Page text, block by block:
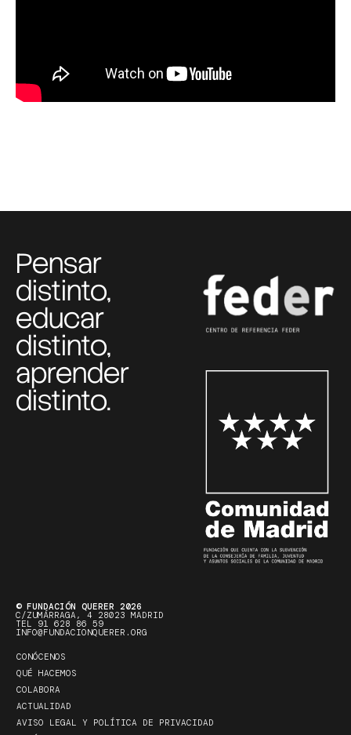
Pensar
distinto,
educar
distinto,
aprender
distinto.
© FUNDACIÓN QUERER 2026
C/ZUMÁRRAGA, 4 28023 MADRID
TEL 91 628 86 59
INFO@FUNDACIONQUERER.ORG
CONÓCENOS
QUÉ HACEMOS
COLABORA
ACTUALIDAD
AVISO LEGAL Y POLÍTICA DE PRIVACIDAD